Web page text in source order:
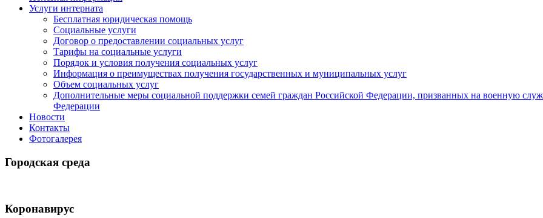
Услуги интерната
Бесплатная юридическая помощь
Социальные услуги
Договор о предоставлении социальных услуг
Тарифы на социальные услуги
Порядок и условия получения социальных услуг
Информация о преимуществах получения государственных и муниципальных услуг
Объем социальных услуг
Дополнительные меры социальной поддержки семей граждан Российской Федерации, призванных на военную
Федерации
Новости
Контакты
Фотогалерея
Городская среда
Коронавирус